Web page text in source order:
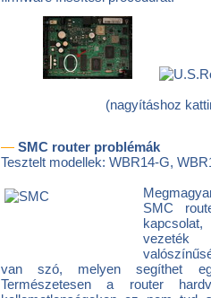
(nagyításhoz
— SMC router problémák
Tesztelt modellek: WBR14-G,
SMC
van szó, melyen segíthet
Természetesen a router